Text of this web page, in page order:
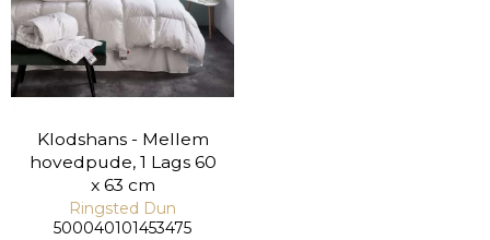
Klodshans - Mellem
hovedpude, 1 Lags 60
x 63 cm
Ringsted Dun
500040101453475